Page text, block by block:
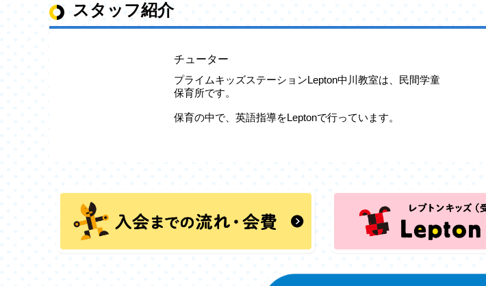
スタッフ紹介
チューター
プライムキッズステーションLepton中川教室は、民間学童
保育所です。
保育の中で、英語指導をLeptonで行っています。